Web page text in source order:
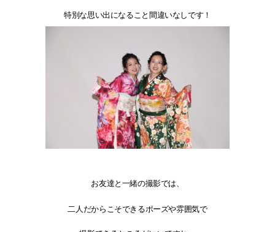
特別な思い出になること間違いなしです！
お友達と一緒の撮影では、
二人だからこそできるポーズや雰囲気で